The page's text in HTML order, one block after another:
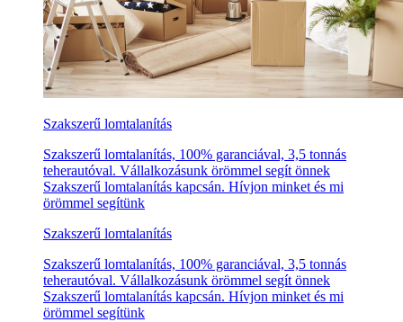
Szakszerű lomtalanítás
Szakszerű lomtalanítás, 100% garanciával, 3,5 tonnás
teherautóval. Vállalkozásunk örömmel segít önnek
Szakszerű lomtalanítás kapcsán. Hívjon minket és mi
örömmel segítünk
Szakszerű lomtalanítás
Szakszerű lomtalanítás, 100% garanciával, 3,5 tonnás
teherautóval. Vállalkozásunk örömmel segít önnek
Szakszerű lomtalanítás kapcsán. Hívjon minket és mi
örömmel segítünk